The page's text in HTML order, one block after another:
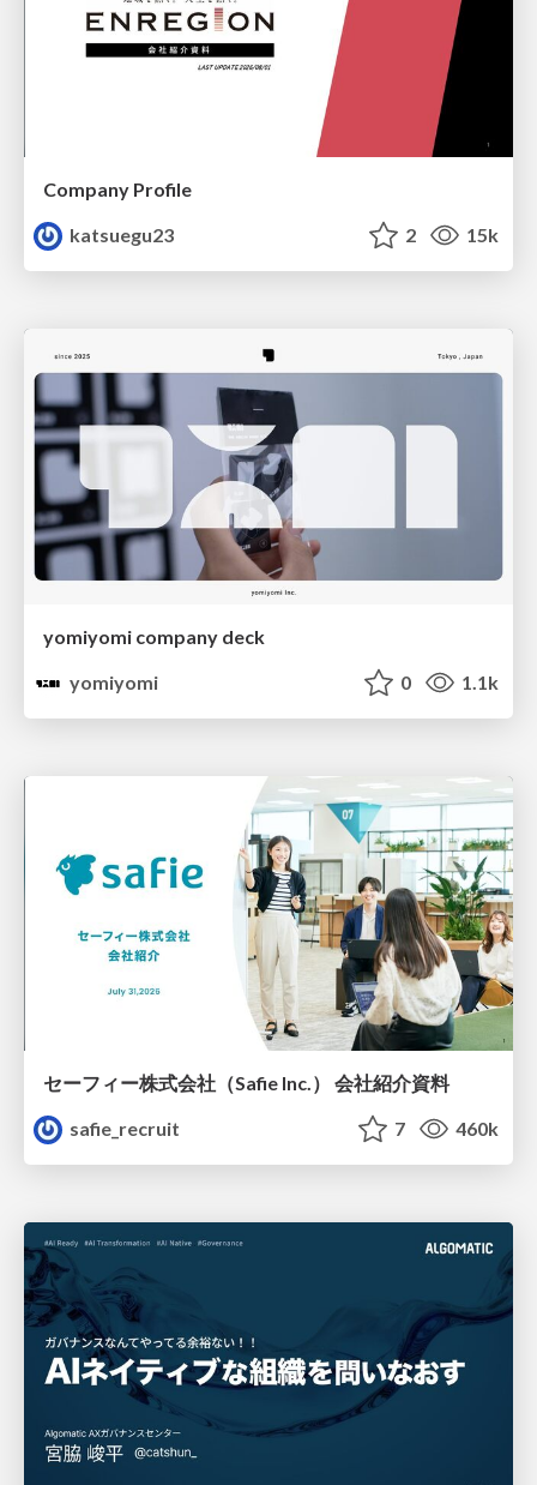
Company Profile
katsuegu23
2 15k
yomiyomi company deck
yomiyomi
0 1.1k
セーフィー株式会社（Safie Inc.） 会社紹介資料
safie_recruit
7 460k